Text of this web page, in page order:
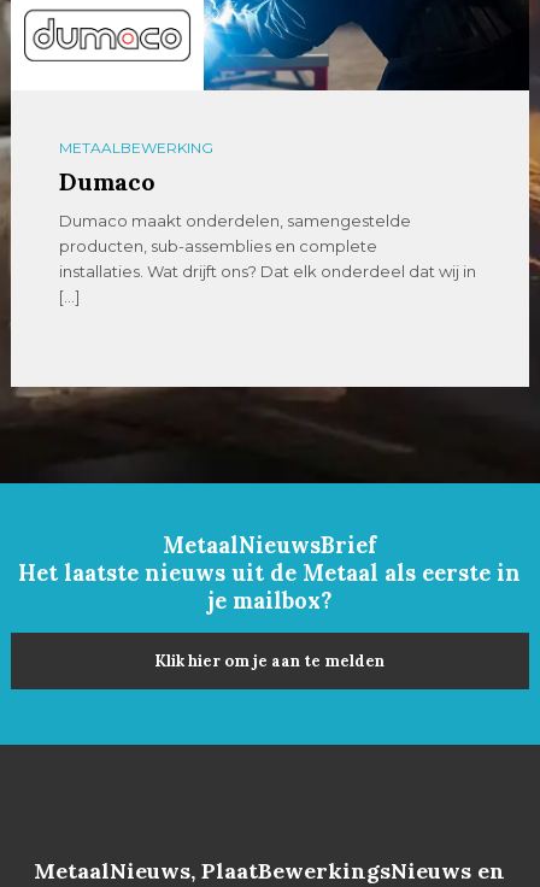
METAALBEWERKING
Dumaco
Dumaco maakt onderdelen, samengestelde
producten, sub-assemblies en complete
installaties. Wat drijft ons? Dat elk onderdeel dat wij in
[…]
MetaalNieuwsBrief
Het laatste nieuws uit de Metaal als eerste in
je mailbox?
Klik hier om je aan te melden
MetaalNieuws, PlaatBewerkingsNieuws en